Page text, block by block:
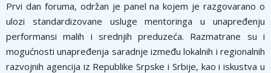
Prvi dan foruma, održan je panel na kojem je razgovarano o
ulozi standardizovane usluge mentoringa u unapređenju
performansi malih i srednjih preduzeća. Razmatrane su i
mogućnosti unapređenja saradnje između lokalnih i regionalnih
razvojnih agencija iz Republike Srpske i Srbije, kao i iskustva u